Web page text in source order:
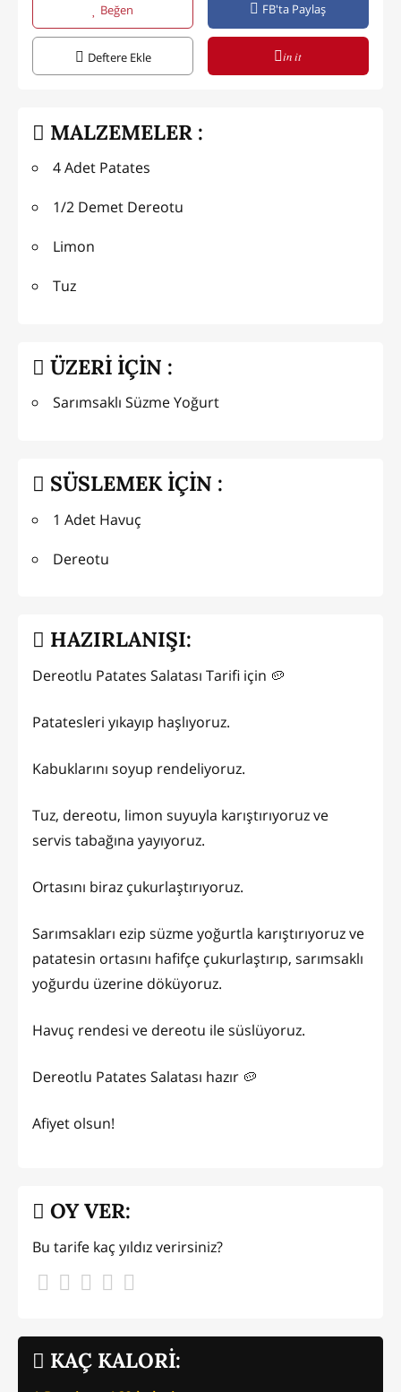
Beğen FB'ta Paylaş
Deftere Ekle in it
MALZEMELER :
4 Adet Patates
1/2 Demet Dereotu
Limon
Tuz
ÜZERİ İÇİN :
Sarımsaklı Süzme Yoğurt
SÜSLEMEK İÇİN :
1 Adet Havuç
Dereotu
HAZIRLANIŞI:
Dereotlu Patates Salatası Tarifi için 🥔
Patatesleri yıkayıp haşlıyoruz.
Kabuklarını soyup rendeliyoruz.
Tuz, dereotu, limon suyuyla karıştırıyoruz ve
servis tabağına yayıyoruz.
Ortasını biraz çukurlaştırıyoruz.
Sarımsakları ezip süzme yoğurtla karıştırıyoruz ve
patatesin ortasını hafifçe çukurlaştırıp, sarımsaklı
yoğurdu üzerine döküyoruz.
Havuç rendesi ve dereotu ile süslüyoruz.
Dereotlu Patates Salatası hazır 🥔
Afiyet olsun!
KAÇ KALORİ:
OY VER:
Bu tarife kaç yıldız verirsiniz?